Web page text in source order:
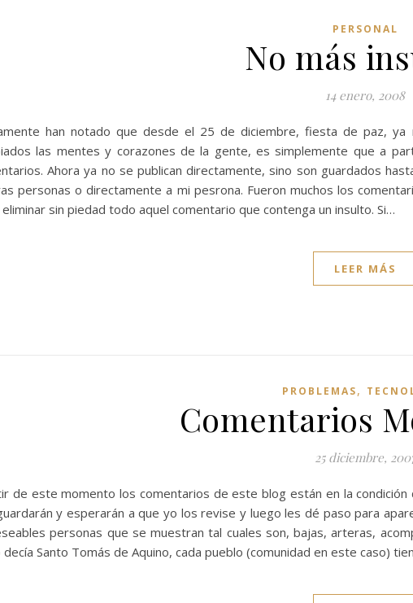
PERSONAL
No más
14 enero, 2008
han notado que desde el 25 de diciembre, fiesta de paz,
las mentes y corazones de la gente, es simplemente que a
Ahora ya no se publican directamente, sino son guardados
personas o directamente a mi pesrona. Fueron muchos los
sin piedad todo aquel comentario que contenga un insulto. Si…
LEER MÁS
PROBLEMAS,
Comentarios
25 diciembre,
de este momento los comentarios de este blog están en la
y esperarán a que yo los revise y luego les dé paso para
personas que se muestran tal cuales son, bajas, arteras,
decía Santo Tomás de Aquino, cada pueblo (comunidad en este caso)